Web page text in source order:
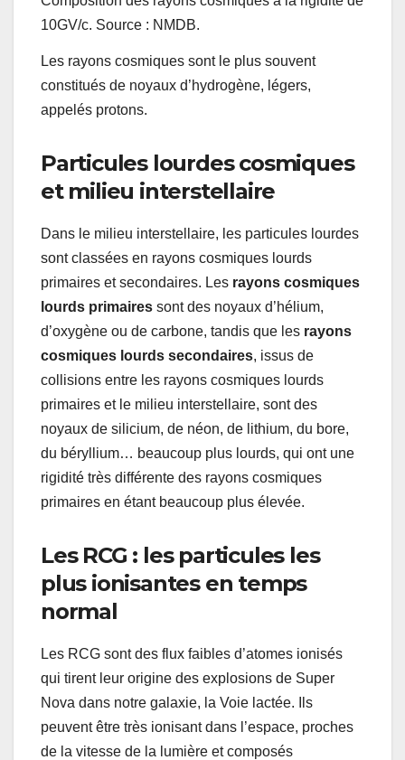
10GV/c. Source : NMDB.
Les rayons cosmiques sont le plus souvent
constitués de noyaux d’hydrogène, légers,
appelés protons.
Particules lourdes cosmiques
et milieu interstellaire
Dans le milieu interstellaire, les particules lourdes
sont classées en rayons cosmiques lourds
primaires et secondaires. Les rayons cosmiques
lourds primaires sont des noyaux d’hélium,
d’oxygène ou de carbone, tandis que les rayons
cosmiques lourds secondaires, issus de
collisions entre les rayons cosmiques lourds
primaires et le milieu interstellaire, sont des
noyaux de silicium, de néon, de lithium, du bore,
du béryllium… beaucoup plus lourds, qui ont une
rigidité très différente des rayons cosmiques
primaires en étant beaucoup plus élevée.
Les RCG : les particules les
plus ionisantes en temps
normal
Les RCG sont des flux faibles d’atomes ionisés
qui tirent leur origine des explosions de Super
Nova dans notre galaxie, la Voie lactée. Ils
peuvent être très ionisant dans l’espace, proches
de la vitesse de la lumière et composés